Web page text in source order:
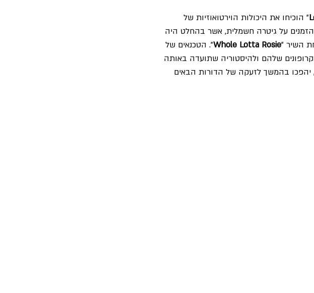
" הוכיחו את היכולות הוירטואוזיות של
על גיטרה חשמלית, אשר בהחלט היה
Whole Lotta Rosie". הטכנאים של
שלהם ולהיסטוריה שתועדה באותה
, יהפכו בהמשך לזעקה של הדורות הבאים